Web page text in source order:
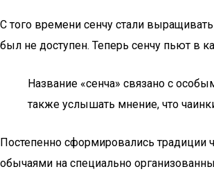
С того времени сенчу стали
был не доступен. Теперь сенчу пьют в
Название «сенча» связано с
также услышать мнение, что
Постепенно сформировались традиции
обычаями на специально